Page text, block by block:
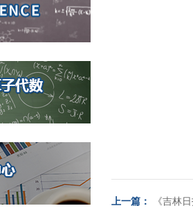
上一篇：
《吉林